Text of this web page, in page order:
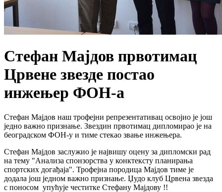
Стефан Мајдов првотимац
Црвене звезде постао
инжењер ФОН-а
Стефан Мајдов наш трофејни репрезентативац освојио је још
једно важно признање. Звездин првотимац дипломирао је на
београдском ФОН-у и тиме стекао звање инжењера.
Стефан Мајдов заслужио је највишу оцену за дипломски рад
на тему "Анализа спонзорства у конктексту планирања
спортских догађаја". Трофејна породица Мајдов тиме је
додала још једном важно признање. Џудо клуб Црвена звезда
с поносом упућује честитке Стефану Мајдову !!